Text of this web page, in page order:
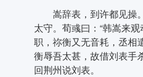
嵩辞表，到许都见操
太守。荀彧曰：“韩嵩来
职，祢衡又无音耗，丞相
衡辱吾太甚，故借刘表手
回荆州说刘表。